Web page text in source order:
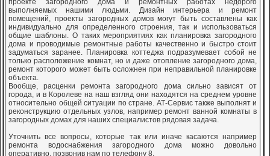
проекте загородного дома и ремонтных работах недорого
выполняемых нашими людьми. Дизайн интерьера и ремонт
помещений, проекты загородных домов могут быть составлены как
индивидуально для определенного строения, так и использоваться
общие шаблоны. О таких мероприятиях как планировка загородного
дома и проводимые ремонтные работы качественно и быстро стоит
задуматься заранее. Планировка коттеджа подразумевает собой не
только расположение комнат, но и даже отопление загородного дома,
ремонт которого может быть осложнен при неправильной планировке
объекта.
Вообще, расценки ремонта загородного дома сильно зависят от
города, и в Королеве на наш взгляд они находятся на среднем уровне
относительно общей ситуации по стране. АТ-Сервис также выполнят и
реконструкцию отдельных узлов, например ремонт ванной комнаты в
загородных домах для наших специалистов рядовая задача.
Уточнить все вопросы, которые так или иначе касаются например
ремонта водоснабжения загородного дома можно довольно
оперативно, позвонив нам по телефону 8.